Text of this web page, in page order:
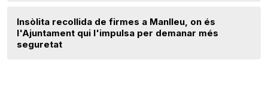
Insòlita recollida de firmes a Manlleu, on és
l'Ajuntament qui l'impulsa per demanar més
seguretat